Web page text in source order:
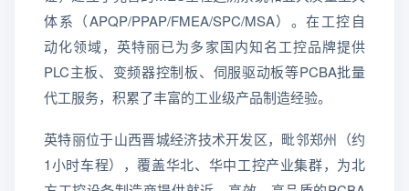
体系（APQP/PPAP/FMEA/SPC/MSA）。在工控自
动化领域，英特丽已为多家国内知名工控品牌提供
PLC主板、变频器控制板、伺服驱动板等PCBA批量
代工服务，积累了丰富的工业级产品制造经验。
英特丽位于山西晋城经济技术开发区，毗邻郑州（约
1小时车程），覆盖华北、华中工控产业集群，为北